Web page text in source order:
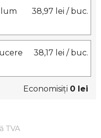
38,97 lei / buc.
38,17 lei / buc.
Economisiţi 0 lei
TVA